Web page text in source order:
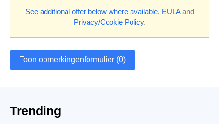
See additional offer below where available. EULAand
Privacy/Cookie Policy.
Toon opmerkingenformulier (0)
Trending